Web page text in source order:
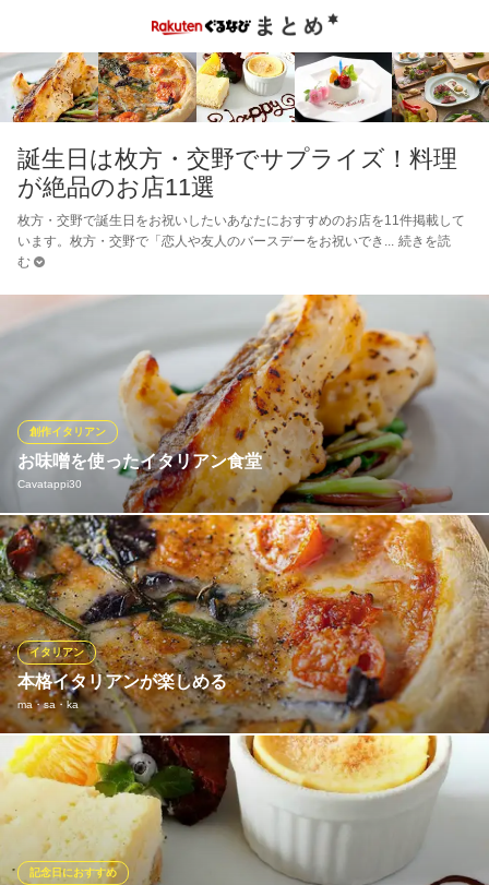
誕生日は枚方・交野でサプライズ！料理
が絶品のお店11選
枚方・交野で誕生日をお祝いしたいあなたにおすすめのお店を11件掲載して
います。枚方・交野で「恋人や友人のバースデーをお祝いでき
続きを読
む
お味噌を使ったイタリアン食堂
Cavatappi30
創作イタリアン
イタリア語で「カヴァタッピ」はコルク抜きという意味で、ワイ
ンを飲む時にコルク抜きが必要であるように、お客様が楽しく幸
せに過ごす為の場でありたいと思い、つけた名前です。各地の厳
選した味噌を使用したイタリアンをご提供致します。旬の食材を
使用した自慢の味噌イタリアンを是非お楽しみください。
Cavatappi30
新感覚の味噌イタリアン
京阪本線樟葉駅 徒歩10分
大阪府枚方市楠葉花園町3-10 1F
本格イタリアンが楽しめる
ma・sa・ka
イタリアン
本格的なイタリアンの数々を召し上がりいただけます。 デートや
女子会、合コンなど様々なシーンでご利用いただけます。 1日の
締めくくりに、美味しい料理と美味しいお酒をどうぞ！
ma・sa・ka
記念日におすすめ